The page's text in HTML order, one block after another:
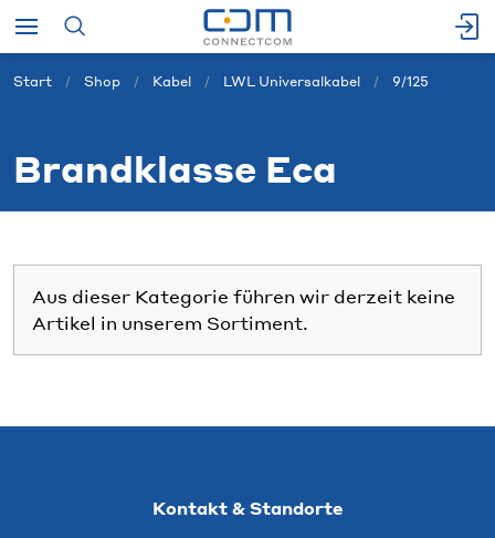
Start Shop Kabel LWL Universalkabel 9/125
Brandklasse Eca
Aus dieser Kategorie führen wir derzeit keine
Artikel in unserem Sortiment.
Kontakt & Standorte